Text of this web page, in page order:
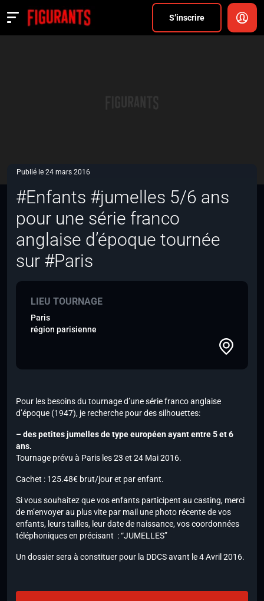
S’inscrire
Actualités
Publié le 24 mars 2016
#Enfants #jumelles 5/6 ans
pour une série franco
anglaise d’époque tournée
sur #Paris
LIEU TOURNAGE
Paris
région parisienne
Pour les besoins du tournage d’une série franco anglaise
d’époque (1947), je recherche pour des silhouettes:
– des petites jumelles de type européen ayant entre 5 et 6
ans.
Tournage prévu à Paris les 23 et 24 Mai 2016.
Cachet : 125.48€ brut/jour et par enfant.
Si vous souhaitez que vos enfants participent au casting, merci
de m’envoyer au plus vite par mail une photo récente de vos
enfants, leurs tailles, leur date de naissance, vos coordonnées
téléphoniquesen précisant : “JUMELLES”
Un dossier sera à constituer pour la DDCS avant le 4 Avril 2016.